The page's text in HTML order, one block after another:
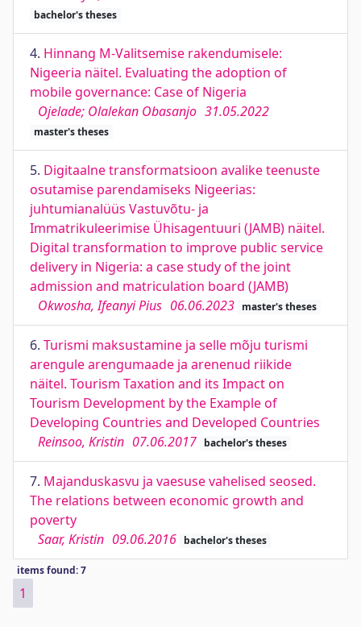
bachelor's theses
4. Hinnang M-Valitsemise rakendumisele:
Nigeeria näitel. Evaluating the adoption of
mobile governance: Case of Nigeria
Ojelade; Olalekan Obasanjo 31.05.2022
master's theses
5. Digitaalne transformatsioon avalike teenuste
osutamise parendamiseks Nigeerias:
juhtumianalüüs Vastuvõtu- ja
Immatrikuleerimise Ühisagentuuri (JAMB) näitel.
Digital transformation to improve public service
delivery in Nigeria: a case study of the joint
admission and matriculation board (JAMB)
Okwosha, Ifeanyi Pius 06.06.2023 master's theses
6. Turismi maksustamine ja selle mõju turismi
arengule arengumaade ja arenenud riikide
näitel. Tourism Taxation and its Impact on
Tourism Development by the Example of
Developing Countries and Developed Countries
Reinsoo, Kristin 07.06.2017 bachelor's theses
7. Majanduskasvu ja vaesuse vahelised seosed.
The relations between economic growth and
poverty
Saar, Kristin 09.06.2016 bachelor's theses
items found: 7
1